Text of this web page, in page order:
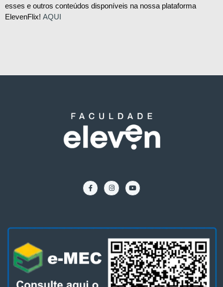
esses e outros conteúdos disponíveis na nossa plataforma
ElevenFlix! AQUI